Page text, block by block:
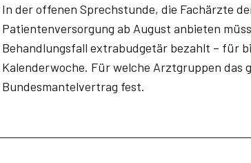
In der offenen Sprechstunde, die Fachärzte
Patientenversorgung ab August anbieten
Behandlungsfall extrabudgetär bezahlt – für
Kalenderwoche. Für welche Arztgruppen das
Bundesmantelvertrag fest.